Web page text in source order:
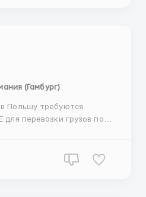
(Гамбург)
Польшу требуются
для перевозки грузов по